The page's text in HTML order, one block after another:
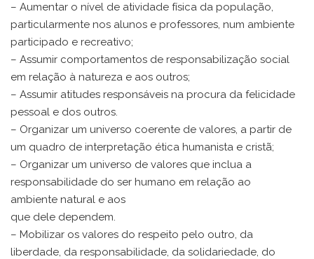
– Aumentar o nível de atividade física da população,
particularmente nos alunos e professores, num ambiente
participado e recreativo;
– Assumir comportamentos de responsabilização social
em relação à natureza e aos outros;
– Assumir atitudes responsáveis na procura da felicidade
pessoal e dos outros.
– Organizar um universo coerente de valores, a partir de
um quadro de interpretação ética humanista e cristã;
– Organizar um universo de valores que inclua a
responsabilidade do ser humano em relação ao
ambiente natural e aos
que dele dependem.
– Mobilizar os valores do respeito pelo outro, da
liberdade, da responsabilidade, da solidariedade, do